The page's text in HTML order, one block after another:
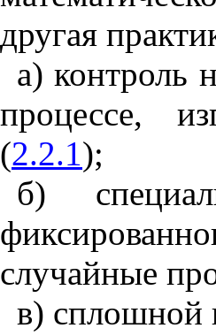
другая
а) контроль
процессе,
(2.2.1);
б)
случайные
в) сплошной